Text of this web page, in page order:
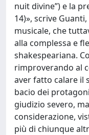
nuit divine”) e la
14)», scrive
musicale, che
alla complessa e
shakespeariana.
rimproverando al
aver fatto calare il
bacio dei
giudizio severo,
considerazione,
più di chiunque